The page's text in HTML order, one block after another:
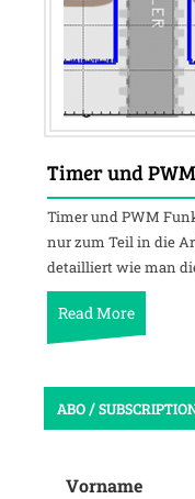
Timer und
Timer und PWM
nur zum Teil in die
detailliert wie man
Read More
ABO /
Vorname